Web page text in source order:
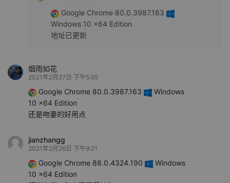
Google Chrome 80.0.3987.163
Windows 10 x64 Edition
地址已更新
烟雨如花
2021年2月27日 下午5:55
Google Chrome 80.0.3987.163
Windows
10 x64 Edition
还是吻妻的好用点
jianzhangg
2021年2月26日 下午9:21
Google Chrome 88.0.4324.190
Windows
10 x64 Edition